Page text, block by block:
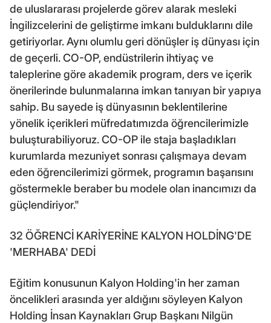
de uluslararası projelerde görev alarak mesleki
İngilizcelerini de geliştirme imkanı bulduklarını dile
getiriyorlar. Aynı olumlu geri dönüşler iş dünyası için
de geçerli. CO-OP, endüstrilerin ihtiyaç ve
taleplerine göre akademik program, ders ve içerik
önerilerinde bulunmalarına imkan tanıyan bir yapıya
sahip. Bu sayede iş dünyasının beklentilerine
yönelik içerikleri müfredatımızda öğrencilerimizle
buluşturabiliyoruz. CO-OP ile staja başladıkları
kurumlarda mezuniyet sonrası çalışmaya devam
eden öğrencilerimizi görmek, programın başarısını
göstermekle beraber bu modele olan inancımızı da
güçlendiriyor."
32 ÖĞRENCİ KARİYERİNE KALYON HOLDİNG'DE
'MERHABA' DEDİ
Eğitim konusunun Kalyon Holding'in her zaman
öncelikleri arasında yer aldığını söyleyen Kalyon
Holding İnsan Kaynakları Grup Başkanı Nilgün